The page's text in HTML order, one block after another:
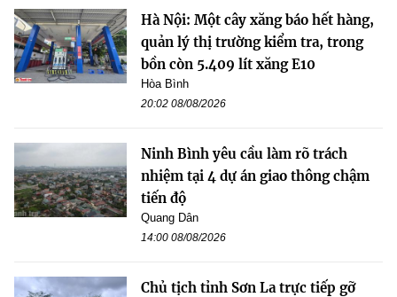
Hà Nội: Một cây xăng báo hết hàng,
quản lý thị trường kiểm tra, trong
bồn còn 5.409 lít xăng E10
Hòa Bình
20:02 08/08/2026
Ninh Bình yêu cầu làm rõ trách
nhiệm tại 4 dự án giao thông chậm
tiến độ
Quang Dân
14:00 08/08/2026
Chủ tịch tỉnh Sơn La trực tiếp gỡ